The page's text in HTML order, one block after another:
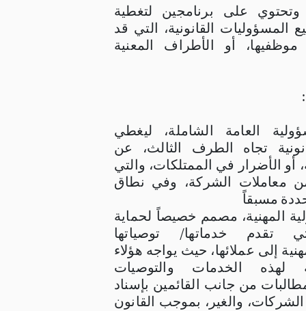
على برنامجين لتغطية
القانونية، التي قد
أو الأطراف المعنية
العامة الشاملة، ليغطي
تجاه الطرف الثالث، عن
أو الأضرار في الممتلكات، والتي
معاملات الشركة، وفي نطاق
مسبقاً
المهنية، مصمم خصيصاً لحماية
تقدم خدماتها/ توصياتها
إلى عملائها، حيث يواجه هؤلاء
لهذه الخدمات والتوصيات
من جانب القائمين بإسناد
والغير، بموجب القانون